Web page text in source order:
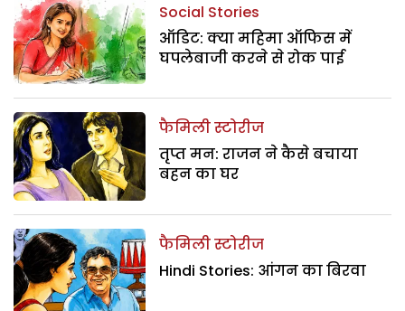
Social Stories
ऑडिट: क्या महिमा ऑफिस में
घपलेबाजी करने से रोक पाई
फैमिली स्टोरीज
तृप्त मन: राजन ने कैसे बचाया
बहन का घर
फैमिली स्टोरीज
Hindi Stories: आंगन का बिरवा